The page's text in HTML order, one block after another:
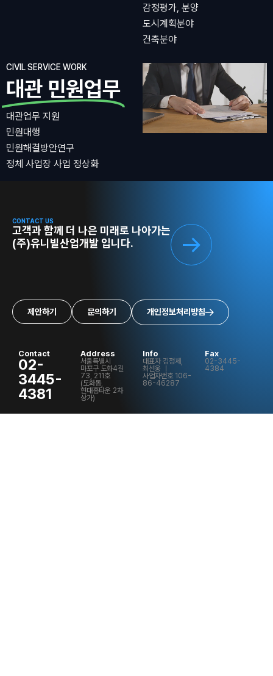
감정평가, 분양
도시계획분야
건축분야
CIVIL SERVICE WORK
대관 민원업무
대관업무 지원
민원대행
민원해결방안연구
정체 사업장 사업 정상화
CONTACT US
고객과 함께 더 나은 미래로 나아가는
(주)유니빌산업개발 입니다.
제안하기 문의하기 개인정보처리방침
Contact
02-
3445-
4381
Address
서울특별시
마포구 도화4길
73, 211호
(도화동,
현대홈타운 2차
상가)
Info
대표자 김정제,
최선웅 ㅣ
사업자번호 106-
86-46287
Fax
02-3445-
4384